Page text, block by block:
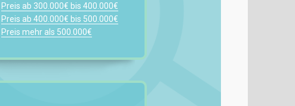
Preis ab 300.000€ bis 400.000€
Preis ab 400.000€ bis 500.000€
Preis mehr als 500.000€